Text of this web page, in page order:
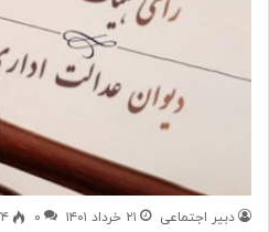
دبیر اجتماعی ۲۱ خرداد ۱۴۰۱ ۰